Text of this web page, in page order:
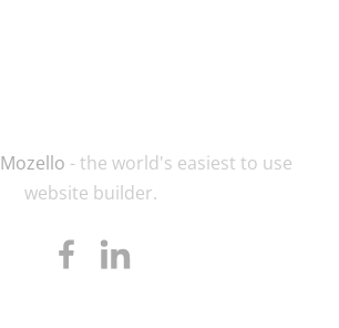
Mozello - the world's easiest to use
website builder.